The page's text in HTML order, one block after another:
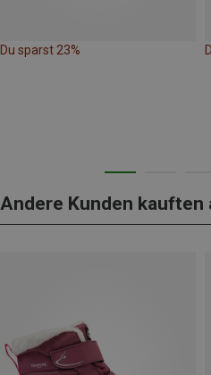
Du sparst 23%
Andere Kunden kauften